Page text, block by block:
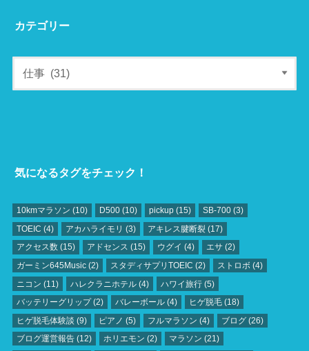
カテゴリー
気になるタグをチェック！
10kmマラソン (10) D500 (10) pickup (15) SB‐700 (3)
TOEIC (4) アカハライモリ (3) アキレス腱断裂 (17)
アクセス数(15) アドセンス (15) ウグイ (4) エサ (2)
ガーミン645Music(2) スタディサプリTOEIC (2) ストロボ (4)
ニコン (11) ハレクラニホテル (4) ハワイ旅行 (5)
バッテリーグリップ(2) バレーボール (4) ヒゲ脱毛 (18)
ヒゲ脱毛体験談 (9) ピアノ (5) フルマラソン (4) ブログ (26)
ブログ運営報告(12) ホリエモン (2) マラソン (21)